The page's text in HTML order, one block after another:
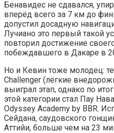
Бенавидес не сдавался,
вперёд всего за 7 км до
допустил досадную
Лучиано это первый такой
повторил достижение
побеждавшего в Дакаре в
Но и Кевин тоже молодец:
Challenger (лёгкие
выиграл этап, однако по
этой категории стал Пау
Odyssey Academy by BBR.
Сейдана, саудовского
Аттийи, больше чем на 23